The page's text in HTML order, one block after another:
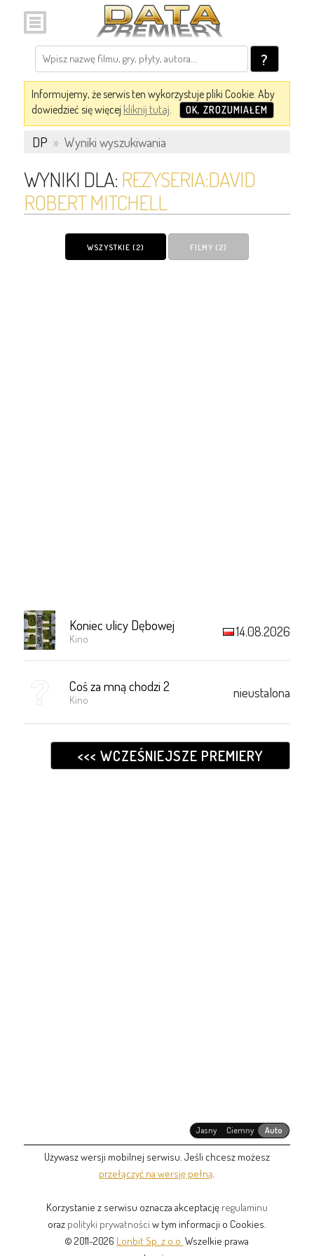
?
Informujemy, że serwis ten wykorzystuje pliki Cookie. Aby
dowiedzieć się więcej kliknij tutaj. OK, ZROZUMIAŁEM
DP » Wyniki wyszukiwania
WYNIKI DLA: REZYSERIA:DAVID
ROBERT MITCHELL
WSZYSTKIE (2) FILMY (2)
Koniec ulicy Dębowej
Kino 14.08.2026
Coś za mną chodzi 2
Kino nieustalona
<<< WCZEŚNIEJSZE PREMIERY
Jasny Ciemny Auto
Używasz wersji mobilnej serwisu. Jeśli chcesz możesz
przełączyć na wersję pełną
Korzystanie z serwisu oznacza akceptację regulaminu
oraz polityki prywatności w tym informacji o Cookies.
© 2011-2026 Lonbit Sp. z o.o. Wszelkie prawa